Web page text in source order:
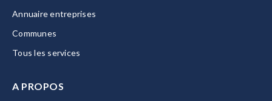
Annuaire entreprises
Communes
Tous les services
A PROPOS